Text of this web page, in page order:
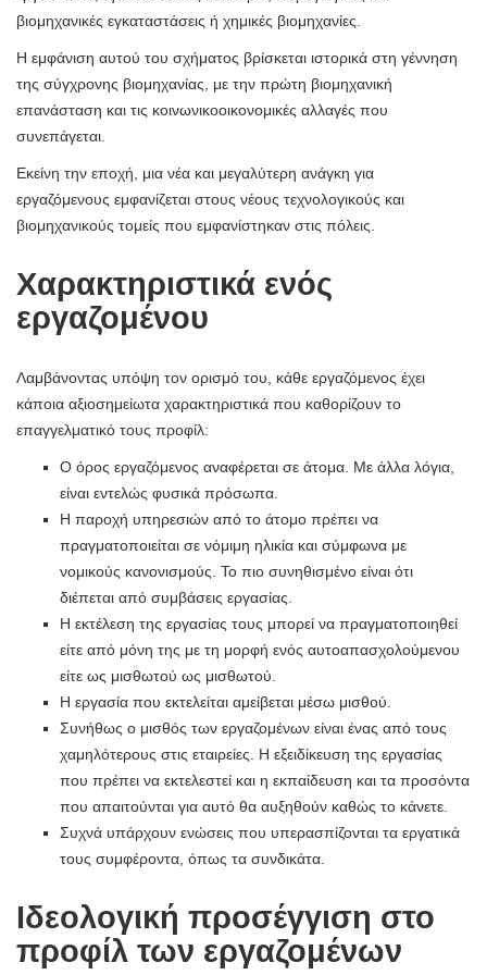
βιομηχανικές εγκαταστάσεις ή χημικές βιομηχανίες.
Η εμφάνιση αυτού του σχήματος βρίσκεται ιστορικά στη γέννηση
της σύγχρονης βιομηχανίας, με την πρώτη βιομηχανική
επανάσταση και τις κοινωνικοοικονομικές αλλαγές που
συνεπάγεται.
Εκείνη την εποχή, μια νέα και μεγαλύτερη ανάγκη για
εργαζόμενους εμφανίζεται στους νέους τεχνολογικούς και
βιομηχανικούς τομείς που εμφανίστηκαν στις πόλεις.
Χαρακτηριστικά ενός
εργαζομένου
Λαμβάνοντας υπόψη τον ορισμό του, κάθε εργαζόμενος έχει
κάποια αξιοσημείωτα χαρακτηριστικά που καθορίζουν το
επαγγελματικό τους προφίλ:
Ο όρος εργαζόμενος αναφέρεται σε άτομα. Με άλλα λόγια,
είναι εντελώς φυσικά πρόσωπα.
Η παροχή υπηρεσιών από το άτομο πρέπει να
πραγματοποιείται σε νόμιμη ηλικία και σύμφωνα με
νομικούς κανονισμούς. Το πιο συνηθισμένο είναι ότι
διέπεται από συμβάσεις εργασίας.
Η εκτέλεση της εργασίας τους μπορεί να πραγματοποιηθεί
είτε από μόνη της με τη μορφή ενός αυτοαπασχολούμενου
είτε ως μισθωτού ως μισθωτού.
Η εργασία που εκτελείται αμείβεται μέσω μισθού.
Συνήθως ο μισθός των εργαζομένων είναι ένας από τους
χαμηλότερους στις εταιρείες. Η εξειδίκευση της εργασίας
που πρέπει να εκτελεστεί και η εκπαίδευση και τα προσόντα
που απαιτούνται για αυτό θα αυξηθούν καθώς το κάνετε.
Συχνά υπάρχουν ενώσεις που υπερασπίζονται τα εργατικά
τους συμφέροντα, όπως τα συνδικάτα.
Ιδεολογική προσέγγιση στο
προφίλ των εργαζομένων